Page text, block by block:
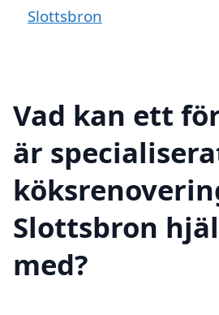
Slottsbron
Vad kan ett
är
Slottsbron
med?